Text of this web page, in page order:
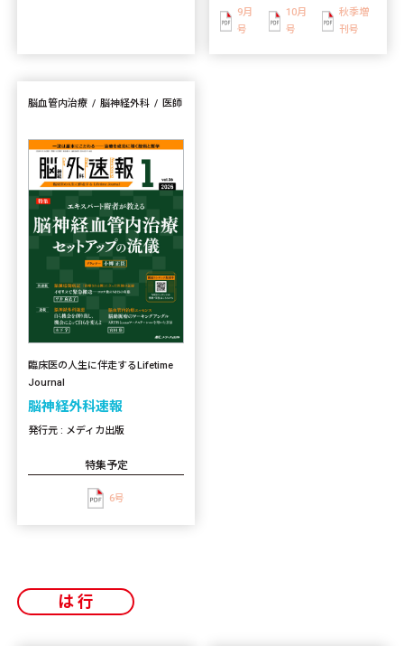
9月
号
10月
号
秋季増
刊号
脳血管内治療 脳神経外科 医師
臨床医の人生に伴走するLifetime
Journal
脳神経外科速報
発行元 : メディカ出版
特集予定
6号
は行